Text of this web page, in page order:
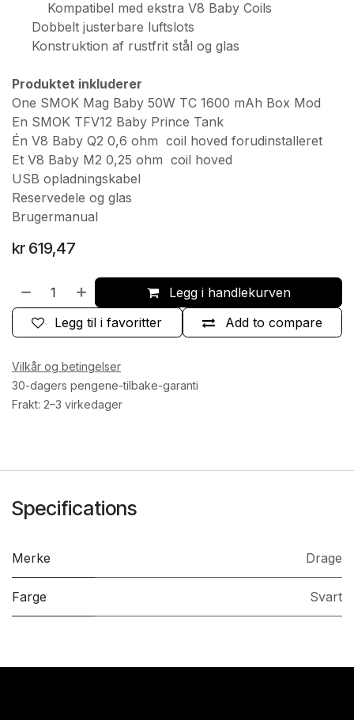
Kompatibel med ekstra V8 Baby Coils
Dobbelt justerbare luftslots
Konstruktion af rustfrit stål og glas
Produktet inkluderer
One SMOK Mag Baby 50W TC 1600 mAh Box Mod
En SMOK TFV12 Baby Prince Tank
Én V8 Baby Q2 0,6 ohm coil hoved forudinstalleret
Et V8 Baby M2 0,25 ohm coil hoved
USB opladningskabel
Reservedele og glas
Brugermanual
kr 619,47
Legg i handlekurven
Add to compare
Legg til i favoritter
Vilkår og betingelser
30-dagers pengene-tilbake-garanti
Frakt: 2–3 virkedager
Specifications
Merke Drage
Farge Svart